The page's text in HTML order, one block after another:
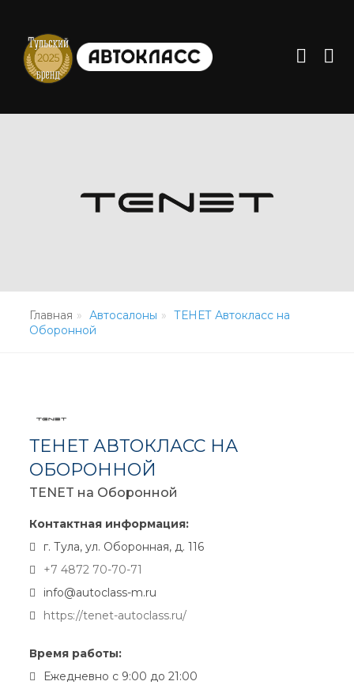
Главная Автосалоны
ТЕНЕТ Автокласс на
Оборонной
ТЕНЕТ АВТОКЛАСС НА
ОБОРОННОЙ
TENET на Оборонной
Контактная информация:
г. Тула, ул. Оборонная, д. 116
+7 4872 70-70-71
info@autoclass-m.ru
https://tenet-autoclass.ru/
Время работы:
Ежедневно с 9:00 до 21:00